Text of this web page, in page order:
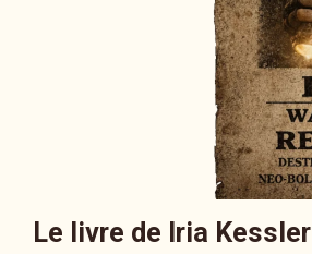
Le livre de Iria Kessler